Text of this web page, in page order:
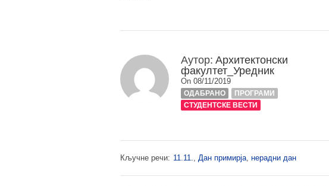
Аутор: Архитектонски
факултет_Уредник
On 08/11/2019
ОДАБРАНО
ПРОГРАМИ
СТУДЕНТСКЕ ВЕСТИ
Кључне речи: 11.11., Дан примирја, нерадни дан